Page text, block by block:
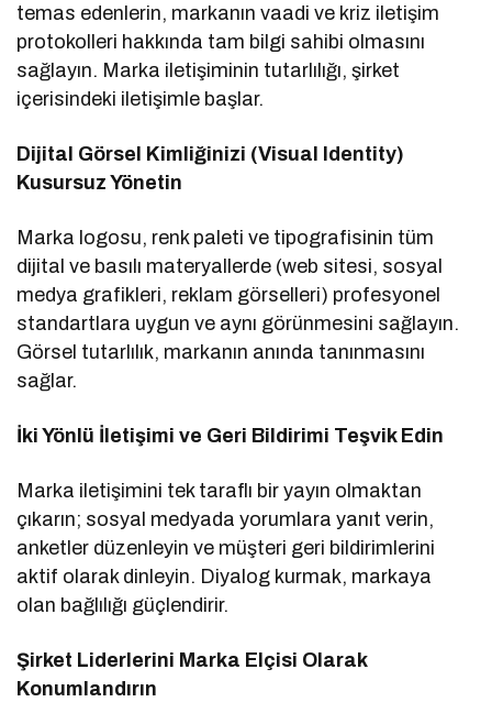
temas edenlerin, markanın vaadi ve kriz iletişim
protokolleri hakkında tam bilgi sahibi olmasını
sağlayın. Marka iletişiminin tutarlılığı, şirket
içerisindeki iletişimle başlar.
Dijital Görsel Kimliğinizi (Visual Identity)
Kusursuz Yönetin
Marka logosu, renk paleti ve tipografisinin tüm
dijital ve basılı materyallerde (web sitesi, sosyal
medya grafikleri, reklam görselleri) profesyonel
standartlara uygun ve aynı görünmesini sağlayın.
Görsel tutarlılık, markanın anında tanınmasını
sağlar.
İki Yönlü İletişimi ve Geri Bildirimi Teşvik Edin
Marka iletişimini tek taraflı bir yayın olmaktan
çıkarın; sosyal medyada yorumlara yanıt verin,
anketler düzenleyin ve müşteri geri bildirimlerini
aktif olarak dinleyin. Diyalog kurmak, markaya
olan bağlılığı güçlendirir.
Şirket Liderlerini Marka Elçisi Olarak
Konumlandırın